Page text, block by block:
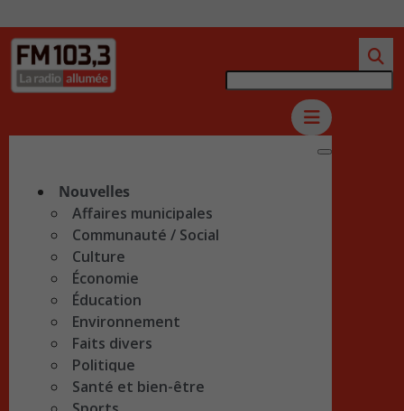
Nouvelles
Affaires municipales
Communauté / Social
Culture
Économie
Éducation
Environnement
Faits divers
Politique
Santé et bien-être